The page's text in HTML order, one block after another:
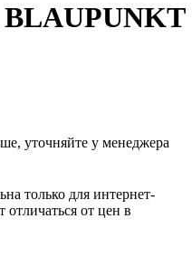
BLAUPUNKT
уточняйте у менеджера
только для интернет-
отличаться от цен в